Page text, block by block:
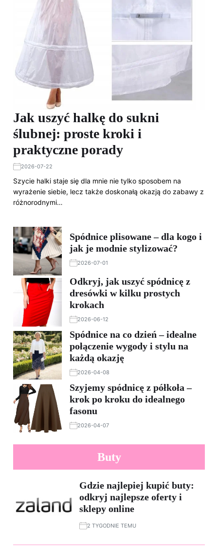
Jak uszyć halkę do sukni
ślubnej: proste kroki i
praktyczne porady
2026-07-22
Szycie halki staje się dla mnie nie tylko sposobem na
wyrażenie siebie, lecz także doskonałą okazją do zabawy z
różnorodnymi…
Spódnice plisowane – dla kogo i
jak je modnie stylizować?
2026-07-01
Odkryj, jak uszyć spódnicę z
dresówki w kilku prostych
krokach
2026-06-12
Spódnice na co dzień – idealne
połączenie wygody i stylu na
każdą okazję
2026-04-08
Szyjemy spódnicę z półkoła –
krok po kroku do idealnego
fasonu
2026-04-07
Buty
Gdzie najlepiej kupić buty:
odkryj najlepsze oferty i
sklepy online
2 TYGODNIE TEMU